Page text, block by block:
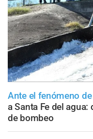
Ante el fenómeno
a Santa Fe del
de bombeo